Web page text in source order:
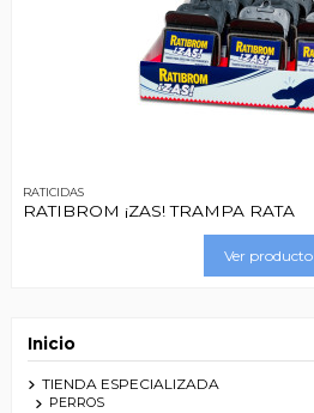
RATICIDAS
RATIBROM ¡ZAS! TRAMPA RATA
Ver producto
Inicio
TIENDA ESPECIALIZADA
PERROS